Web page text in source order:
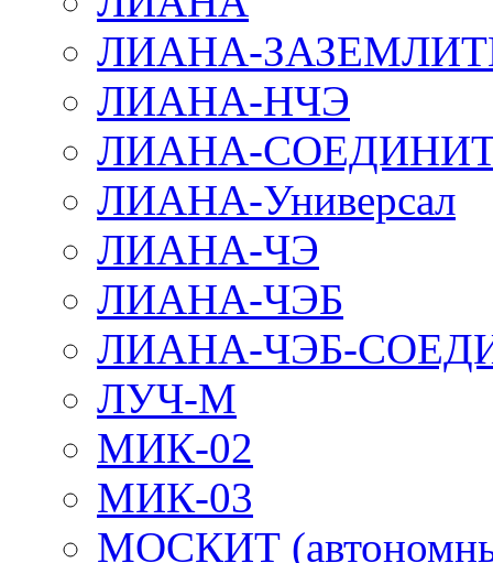
ЛИАНА-
ЛИАНА-НЧЭ
ЛИАНА-
ЛИАНА-Универсал
ЛИАНА-ЧЭ
ЛИАНА-ЧЭБ
ЛИАНА-ЧЭБ-
ЛУЧ-М
МИК-02
МИК-03
МОСКИТ